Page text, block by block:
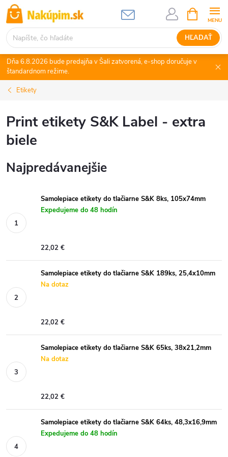
Prejsť
na
obsah
HĽADAŤ
KOŠÍK
Dňa 6.8.2026 bude predajňa v Šali zatvorená, e-shop doručuje v
štandardnom režime.
Etikety
Print etikety S&K Label - extra
biele
Najpredávanejšie
Samolepiace etikety do tlačiarne S&K 8ks, 105x74mm
Expedujeme do 48 hodín
22,02 €
Samolepiace etikety do tlačiarne S&K 189ks, 25,4x10mm
Na dotaz
22,02 €
Samolepiace etikety do tlačiarne S&K 65ks, 38x21,2mm
Na dotaz
22,02 €
Samolepiace etikety do tlačiarne S&K 64ks, 48,3x16,9mm
Expedujeme do 48 hodín